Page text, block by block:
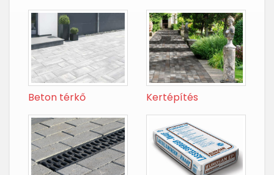
Beton térkő Kertépítés